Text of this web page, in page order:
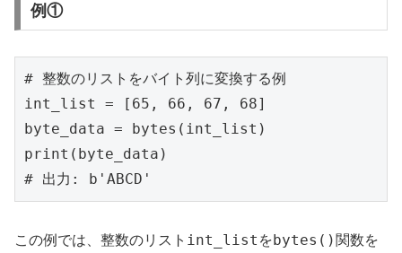
例①
# 整数のリストをバイト列に変換する例
int_list = [65, 66, 67, 68]
byte_data = bytes(int_list)
print(byte_data)
# 出力: b'ABCD'
この例では、整数のリスト int_list を bytes() 関数を